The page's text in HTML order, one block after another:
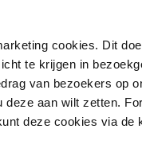
cookies. Dit
te krijgen in
van bezoekers op
aan wilt zetten.
deze cookies via de